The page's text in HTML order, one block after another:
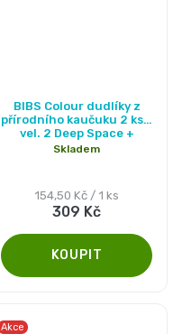
BIBS Colour dudlíky z
přírodního kaučuku 2 ks -
vel. 2 Deep Space +
Petrol
hodnocení
produktu
5,0
z
5
hvězdiček.
Skladem
309 Kč
Měrná
cena:
154,50 Kč / 1 ks
Akce